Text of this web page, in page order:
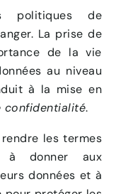
politiques de
La prise de
de la vie
au niveau
à la mise en
confidentialité.
les termes
donner aux
données et à